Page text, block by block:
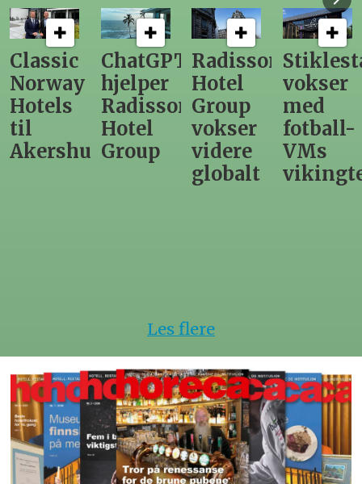
ChatGPT
hjelper
Radisson
Hotel
Group
Radisson
Hotel
Group
vokser
videre
Stiklestad
vokser
med
fotball-
VMs
vikingtematikk
Fra
direktør
til
nytt
Les flere